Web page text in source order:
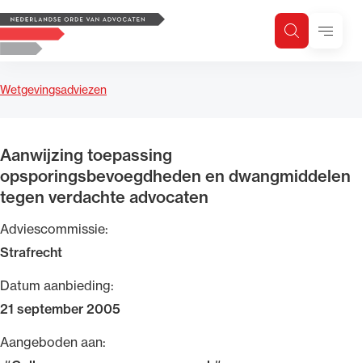
Logo, to the homepage
ZoekenMenu
Wetgevingsadviezen
Aanwijzing toepassing
opsporingsbevoegdheden en dwangmiddelen
tegen verdachte advocaten
Adviescommissie:
Strafrecht
Datum aanbieding:
21 september 2005
Aangeboden aan:
Zoeken
Zoek op trefwoord